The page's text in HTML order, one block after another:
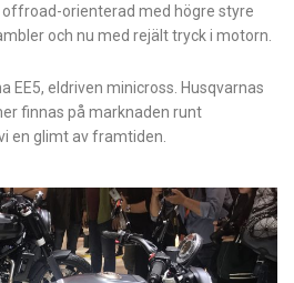
orienterad med högre styre
och nu med rejält tryck i motorn.
EE5, eldriven minicross. Husqvarnas
finnas på marknaden runt
en glimt av framtiden.